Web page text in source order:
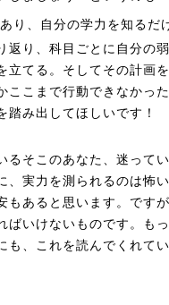
り、自分の学力を知るだ
返り、科目ごとに自分の
立てる。そしてその計画
ここまで行動できなかっ
踏み出してほしいです！
るそこのあなた、迷って
、実力を測られるのは怖
もあると思います。です
ばいけないものです。も
も、これを読んでくれて